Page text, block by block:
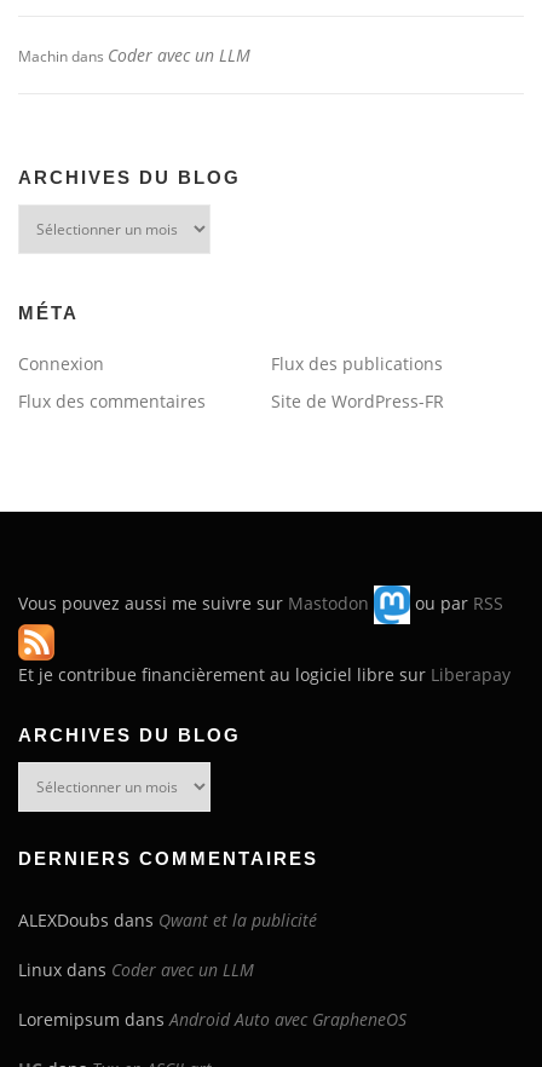
Machindans Coder avec un LLM
ARCHIVES DU BLOG
MÉTA
Connexion
Flux des publications
Flux des commentaires
Site de WordPress-FR
Vous pouvez aussi me suivre sur Mastodon ou par RSS
Et je contribue financièrement au logiciel libre sur Liberapay
ARCHIVES DU BLOG
DERNIERS COMMENTAIRES
ALEXDoubs dans Qwant et la publicité
Linux dans Coder avec un LLM
Loremipsum dansAndroid Auto avec GrapheneOS